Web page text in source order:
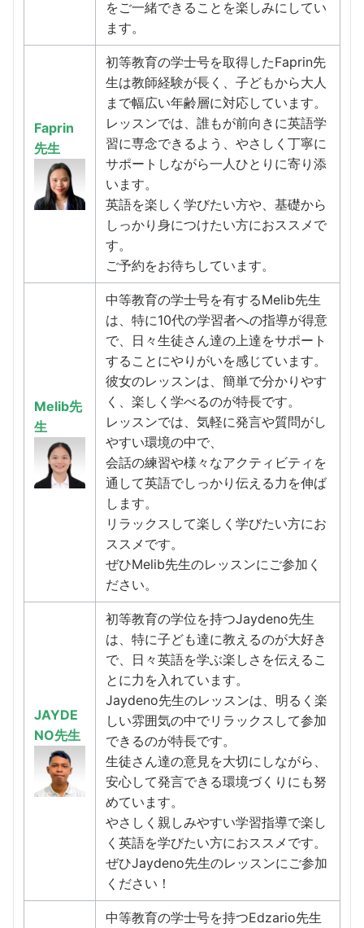
をご一緒できることを楽しみにしてい
ます。
Faprin
先生
初等教育の学士号を取得したFaprin先
生は教師経験が長く、子どもから大人
まで幅広い年齢層に対応しています。
レッスンでは、誰もが前向きに英語学
習に専念できるよう、やさしく丁寧に
サポートしながら一人ひとりに寄り添
います。
英語を楽しく学びたい方や、基礎から
しっかり身につけたい方におススメで
す。
ご予約をお待ちしています。
Melib先
生
中等教育の学士号を有するMelib先生
は、特に10代の学習者への指導が得意
で、日々生徒さん達の上達をサポート
することにやりがいを感じています。
彼女のレッスンは、簡単で分かりやす
く、楽しく学べるのが特長です。
レッスンでは、気軽に発言や質問がし
やすい環境の中で、
会話の練習や様々なアクティビティを
通して英語でしっかり伝える力を伸ば
します。
リラックスして楽しく学びたい方にお
ススメです。
ぜひMelib先生のレッスンにご参加く
ださい。
JAYDE
NO先生
初等教育の学位を持つJaydeno先生
は、特に子ども達に教えるのが大好き
で、日々英語を学ぶ楽しさを伝えるこ
とに力を入れています。
Jaydeno先生のレッスンは、明るく楽
しい雰囲気の中でリラックスして参加
できるのが特長です。
生徒さん達の意見を大切にしながら、
安心して発言できる環境づくりにも努
めています。
やさしく親しみやすい学習指導で楽し
く英語を学びたい方におススメです。
ぜひJaydeno先生のレッスンにご参加
ください！
中等教育の学士号を持つEdzario先生